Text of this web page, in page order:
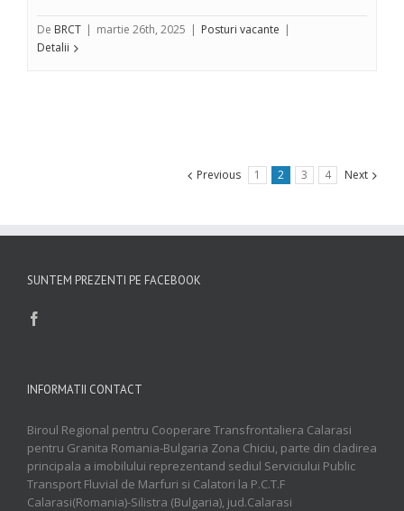
De BRCT | martie 26th, 2025 | Posturi vacante |
Detalii
Previous 1 2 3 4 Next
SUNTEM PREZENTI PE FACEBOOK
INFORMATII CONTACT
Biroul Regional pentru Cooperare Transfrontaliera Calarasi
pentru Granita Romania-Bulgaria Zona Chiciu, parte din cladirea
principala a imobilului reprezentand sediul Serviciului Public
Transport Fluvial de Marfuri si Calatori la P.C.T.F
Calarasi(Romania)-Silistra (Bulgaria), jud.Calarasi